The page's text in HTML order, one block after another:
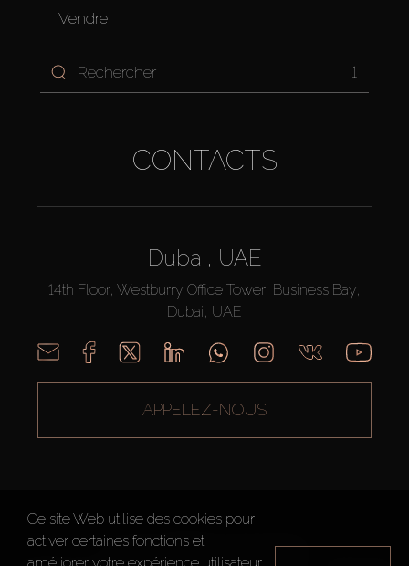
Vendre
1
CONTACTS
Dubai, UAE
14th Floor, Westburry Office Tower, Business Bay,
Dubai, UAE
APPELEZ-NOUS
AX CAPITAL ©2026 Tous droits réservés
Ce site Web utilise des cookies pour
activer certaines fonctions et